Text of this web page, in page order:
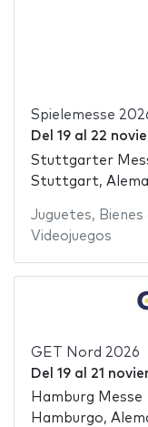
Spielemesse
Del 19al 22
Stuttgarter
Stuttgart,
Juguetes,
Videojuegos
GET Nord 2026
Del 19al 21
Hamburg Messe
Hamburgo,